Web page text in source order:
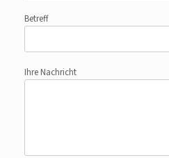
Betreff
Ihre Nachricht